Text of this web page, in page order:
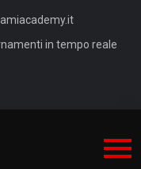
in tempo reale